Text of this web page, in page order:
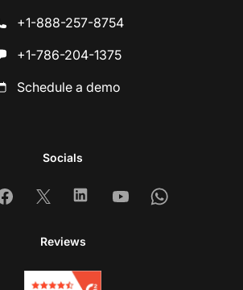
+1-888-257-8754
+1-786-204-1375
Schedule a demo
Socials
Facebook
X LinkedinYoutubeWhatsapp
Reviews